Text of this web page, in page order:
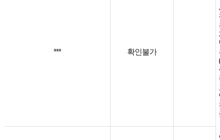
*** 확인불가